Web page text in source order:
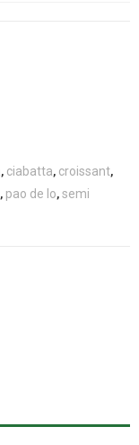
, ciabatta, croissant,
, pao de lo, semi